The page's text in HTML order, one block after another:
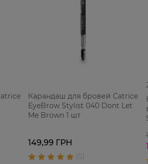
Карандаш для бровей Catrice
EyeBrow Stylist 040 Dont Let
Me Brown 1 шт
149,99 ГРН